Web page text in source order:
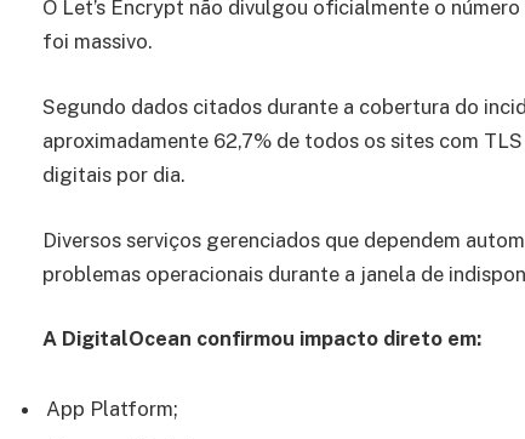
O Let’s Encrypt não divulgou oficialmente o
foi massivo.
Segundo dados citados durante a cobertura do
aproximadamente 62,7% de todos os sites com
digitais por dia.
Diversos serviços gerenciados que dependem
problemas operacionais durante a janela de
A DigitalOcean confirmou impacto direto em:
App Platform;